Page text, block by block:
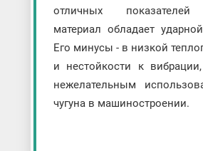
отличных показателей
материал обладает
Его минусы - в низкой
и нестойкости к
нежелательным
чугуна в машиностроении.